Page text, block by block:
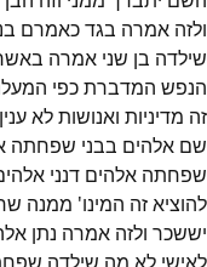
ולזה אמרה בגד כאמרם
שילדה בן שני אמרה
הנפש המדברת כפי
זה מדיניות ואנושות לא
שם אלהים בבני שפחתה
שפחתה אלהים דנני
להוציא זה המינו' ממנה
יששכר ולזה אמרה נתן